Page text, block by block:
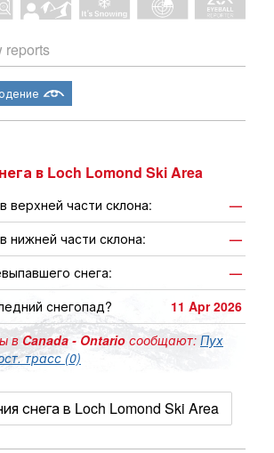
reports
в Loch Lomond Ski Area
верхней части склона:
—
нижней части склона:
—
снега:
—
снегопад?
11 Apr 2026
вCanada - Ontario сообщают: Пух
трасс (0)
снега в Loch Lomond Ski Area